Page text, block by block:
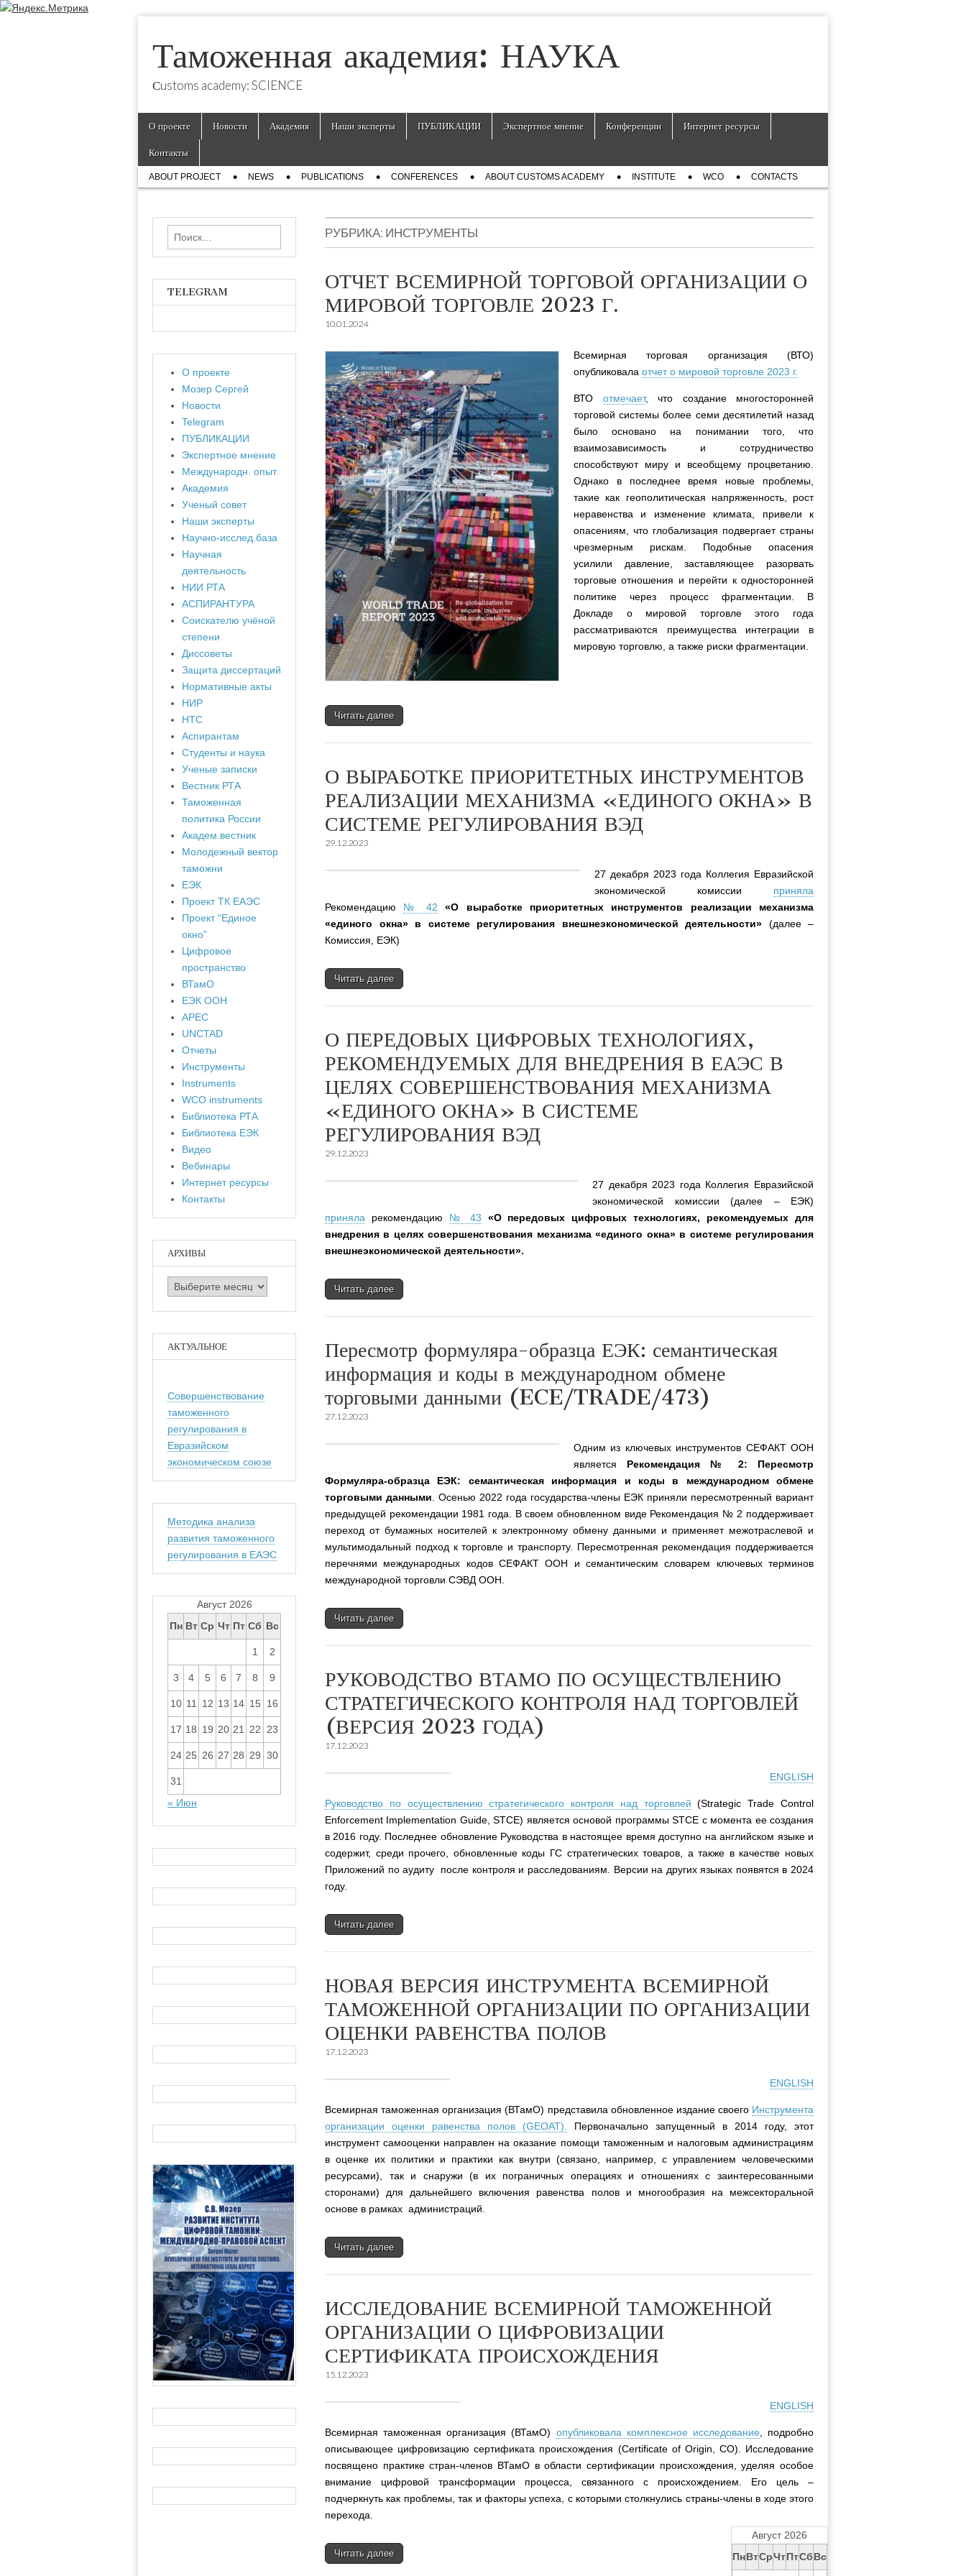
Таможенная академия: НАУКА
Сustoms academy: SCIENCE
Main
content
О проекте Новости Академия Наши эксперты ПУБЛИКАЦИИ Экспертное мнение Конференции Интернет ресурсы
Контакты
Sub
menu
ABOUT PROJECT NEWS PUBLICATIONS СONFERENCES ABOUT CUSTOMS ACADEMY INSTITUTE WCO CONTACTS
РУБРИКА: ИНСТРУМЕНТЫ
ОТЧЕТ ВСЕМИРНОЙ ТОРГОВОЙ ОРГАНИЗАЦИИ О
МИРОВОЙ ТОРГОВЛЕ 2023 Г.
10.01.2024
Всемирная торговая организация (ВТО)
опубликовала отчет о мировой торговле 2023 г.
ВТО отмечает, что создание многосторонней
торговой системы более семи десятилетий назад
было основано на понимании того, что
взаимозависимость и сотрудничество
способствуют миру и всеобщему процветанию.
Однако в последнее время новые проблемы,
такие как геополитическая напряженность, рост
неравенства и изменение климата, привели к
опасениям, что глобализация подвергает страны
чрезмерным рискам. Подобные опасения
усилили давление, заставляющее разорвать
торговые отношения и перейти к односторонней
политике через процесс фрагментации. В
Докладе о мировой торговле этого года
рассматриваются преимущества интеграции в
мировую торговлю, а также риски фрагментации.
Читать далее
О ВЫРАБОТКЕ ПРИОРИТЕТНЫХ ИНСТРУМЕНТОВ
РЕАЛИЗАЦИИ МЕХАНИЗМА «ЕДИНОГО ОКНА» В
СИСТЕМЕ РЕГУЛИРОВАНИЯ ВЭД
29.12.2023
27 декабря 2023 года Коллегия Евразийской
экономической комиссии приняла
Рекомендацию № 42
«О выработке приоритетных инструментов реализации механизма
«единого окна» в системе регулирования внешнеэкономической деятельности» (далее –
Комиссия, ЕЭК)
Читать далее
О ПЕРЕДОВЫХ ЦИФРОВЫХ ТЕХНОЛОГИЯХ,
РЕКОМЕНДУЕМЫХ ДЛЯ ВНЕДРЕНИЯ В ЕАЭС В
ЦЕЛЯХ СОВЕРШЕНСТВОВАНИЯ МЕХАНИЗМА
«ЕДИНОГО ОКНА» В СИСТЕМЕ
РЕГУЛИРОВАНИЯ ВЭД
29.12.2023
27 декабря 2023 года Коллегия Евразийской
экономической комиссии (далее – ЕЭК)
приняла рекомендацию № 43
«О передовых цифровых технологиях, рекомендуемых для
внедрения в целях совершенствования механизма «единого окна» в системе регулирования
внешнеэкономической деятельности».
Читать далее
Пересмотр формуляра-образца ЕЭК: семантическая
информация и коды в международном обмене
торговыми данными (ECE/TRADE/473)
27.12.2023
Одним из ключевых инструментов СЕФАКТ ООН
является Рекомендация № 2: Пересмотр
Формуляра-образца ЕЭК: семантическая информация и коды в международном обмене
торговыми данными . Осенью 2022 года государства-члены ЕЭК приняли пересмотренный вариант
предыдущей рекомендации 1981 года. В своем обновленном виде Рекомендация № 2 поддерживает
переход от бумажных носителей к электронному обмену данными и применяет межотраслевой и
мультимодальный подход к торговле и транспорту. Пересмотренная рекомендация поддерживается
перечнями международных кодов СЕФАКТ ООН и семантическим словарем ключевых терминов
международной торговли СЭВД ООН.
Читать далее
РУКОВОДСТВО ВТАМО ПО ОСУЩЕСТВЛЕНИЮ
СТРАТЕГИЧЕСКОГО КОНТРОЛЯ НАД ТОРГОВЛЕЙ
(ВЕРСИЯ 2023 ГОДА)
17.12.2023
ENGLISH
Руководство по осуществлению стратегического контроля над торговлей (Strategic Trade Control
Enforcement Implementation Guide, STCE) является основой программы STCE с момента ее создания
в 2016 году. Последнее обновление Руководства в настоящее время доступно на английском языке и
содержит, среди прочего, обновленные коды ГС стратегических товаров, а также в качестве новых
Приложений по аудиту после контроля и расследованиям. Версии на других языках появятся в 2024
году.
Читать далее
НОВАЯ ВЕРСИЯ ИНСТРУМЕНТА ВСЕМИРНОЙ
ТАМОЖЕННОЙ ОРГАНИЗАЦИИ ПО ОРГАНИЗАЦИИ
ОЦЕНКИ РАВЕНСТВА ПОЛОВ
17.12.2023
ENGLISH
Всемирная таможенная организация (ВТамО) представила обновленное издание своего Инструмента
организации оценки равенства полов (GEOAT).
Первоначально запущенный в 2014 году, этот
инструмент самооценки направлен на оказание помощи таможенным и налоговым администрациям
в оценке их политики и практики как внутри (связано, например, с управлением человеческими
ресурсами), так и снаружи (в их пограничных операциях и отношениях с заинтересованными
сторонами) для дальнейшего включения равенства полов и многообразия на межсекторальной
основе в рамках администраций.
Читать далее
ИССЛЕДОВАНИЕ ВСЕМИРНОЙ ТАМОЖЕННОЙ
ОРГАНИЗАЦИИ О ЦИФРОВИЗАЦИИ
СЕРТИФИКАТА ПРОИСХОЖДЕНИЯ
15.12.2023
ENGLISH
Всемирная таможенная организация (ВТамО) опубликовала комплексное исследование, подробно
описывающее цифровизацию сертификата происхождения (Certificate of Origin, СО). Исследование
посвящено практике стран-членов ВТамО в области сертификации происхождения, уделяя особое
внимание цифровой трансформации процесса, связанного с происхождением. Его цель –
подчеркнуть как проблемы, так и факторы успеха, с которыми столкнулись страны-члены в ходе этого
перехода.
Читать далее
Найти:
TELEGRAM
О проекте
Мозер Сергей
Новости
Telegram
ПУБЛИКАЦИИ
Экспертное мнение
Международн. опыт
Академия
Ученый совет
Наши эксперты
Научно-исслед.база
Научная
деятельность
НИИ РТА
АСПИРАНТУРА
Соискателю учёной
степени
Диссоветы
Защита диссертаций
Нормативные акты
НИР
НТС
Аспирантам
Студенты и наука
Ученые записки
Вестник РТА
Таможенная
политика России
Академ.вестник
Молодежный вектор
таможни
ЕЭК
Проект ТК ЕАЭС
Проект “Единое
окно”
Цифровое
пространство
ВТамО
ЕЭК ООН
APEC
UNCTAD
Отчеты
Инструменты
Instruments
WCO instruments
Библиотека РТА
Библиотека ЕЭК
Видео
Вебинары
Интернет ресурсы
Контакты
АРХИВЫ
Архивы
АКТУАЛЬНОЕ
Совершенствование
таможенного
регулирования в
Евразийском
экономическом союзе
Методика анализа
развития таможенного
регулирования в ЕАЭС
Август 2026
Пн Вт Ср Чт Пт Сб Вс
1 2
3 4 5 6 7 8 9
10 11 12 13 14 15 16
17 18 19 20 21 22 23
24 25 26 27 28 29 30
31
« Июн
Август 2026
ПнВтСрЧтПтСбВс